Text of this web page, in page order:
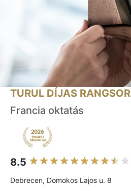
TURUL DÍJAS RANGSOR
Francia oktatás
8.5
Debrecen, Domokos Lajos u. 8